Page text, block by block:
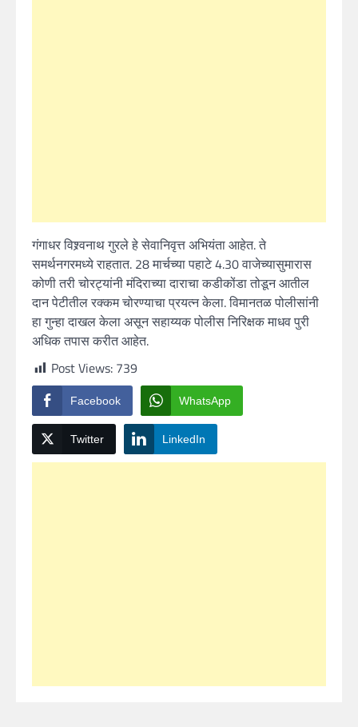
गंगाधर विश्र्वनाथ गुरले हे सेवानिवृत्त अभियंता आहेत. ते
समर्थनगरमध्ये राहतात. 28 मार्चच्या पहाटे 4.30 वाजेच्यासुमारास
कोणी तरी चोरट्यांनी मंदिराच्या दाराचा कडीकोंडा तोडून आतील
दान पेटीतील रक्कम चोरण्याचा प्रयत्न केला. विमानतळ पोलीसांनी
हा गुन्हा दाखल केला असून सहाय्यक पोलीस निरिक्षक माधव पुरी
अधिक तपास करीत आहेत.
Post Views: 739
Facebook WhatsApp
Twitter LinkedIn